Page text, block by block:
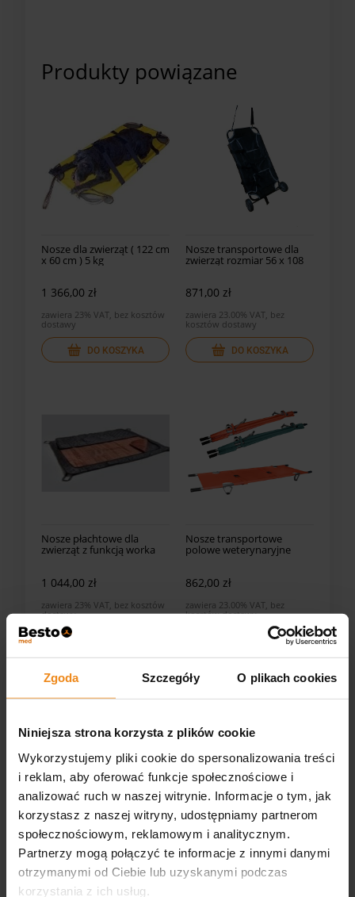
Zgoda Szczegóły O plikach cookies
Niniejsza strona korzysta z plików cookie
Wykorzystujemy pliki cookie do spersonalizowania treści
i reklam, aby oferować funkcje społecznościowe i
analizować ruch w naszej witrynie. Informacje o tym, jak
korzystasz z naszej witryny, udostępniamy partnerom
społecznościowym, reklamowym i analitycznym.
Partnerzy mogą połączyć te informacje z innymi danymi
otrzymanymi od Ciebie lub uzyskanymi podczas
korzystania z ich usług.
Produkty powiązane
Nosze dla zwierząt ( 122 cm
x 60 cm ) 5 kg
1 366,00 zł
zawiera 23% VAT, bez kosztów
dostawy
DO KOSZYKA
Nosze transportowe dla
zwierząt rozmiar 56 x 108
871,00 zł
zawiera 23.00% VAT, bez
kosztów dostawy
DO KOSZYKA
Nosze płachtowe dla
zwierząt z funkcją worka
1 044,00 zł
zawiera 23% VAT, bez kosztów
dostawy
Nosze transportowe
polowe weterynaryjne
862,00 zł
zawiera 23.00% VAT, bez
kosztów dostawy
DO KOSZYKA
Nylonowe nosze
Walkinpets
470,00 zł
zawiera 23% VAT, bez kosztów